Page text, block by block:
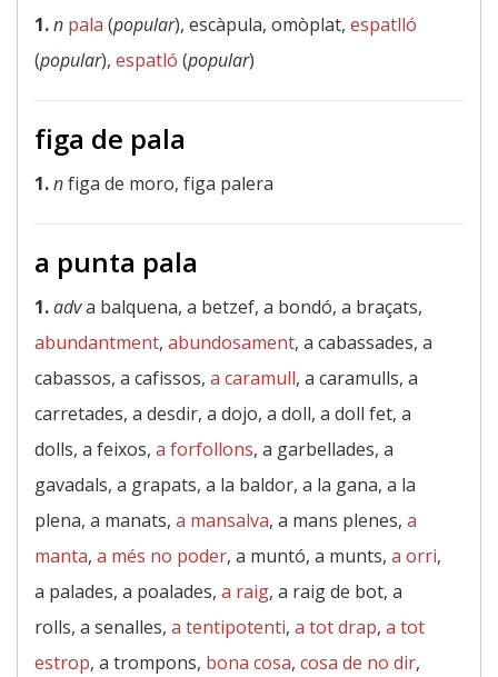
1.n pala (popular), escàpula, omòplat, espatlló
(popular), espatló (popular)
figa de pala
1.nfiga de moro, figa palera
a punta pala
1.adva balquena, a betzef, a bondó, a braçats,
abundantment, abundosament, a cabassades, a
cabassos, a cafissos, a caramull, a caramulls, a
carretades, a desdir, a dojo, a doll, a doll fet, a
dolls, a feixos, a forfollons, a garbellades, a
gavadals, a grapats, a la baldor, a la gana, a la
plena, a manats, a mansalva, a mans plenes, a
manta, a més no poder, a muntó, a munts, a orri,
a palades, a poalades, a raig, a raig de bot, a
rolls, a senalles, a tentipotenti, a tot drap, a tot
estrop, a trompons, bona cosa, cosa de no dir,